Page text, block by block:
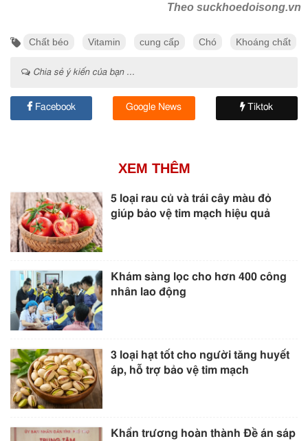
Theo suckhoedoisong.vn
Chất béo Vitamin cung cấp Chó Khoáng chất
Chia sẻ ý kiến của bạn ...
Facebook Google News Tiktok
XEM THÊM
5 loại rau củ và trái cây màu đỏ
giúp bảo vệ tim mạch hiệu quả
Khám sàng lọc cho hơn 400 công
nhân lao động
3 loại hạt tốt cho người tăng huyết
áp, hỗ trợ bảo vệ tim mạch
Khẩn trương hoàn thành Đề án sáp